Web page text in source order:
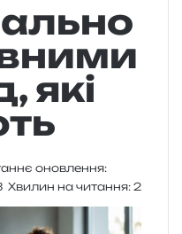
які
оновлення:
Хвилин на читання: 2